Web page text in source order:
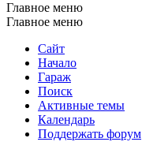
Главное меню
Главное меню
Сайт
Начало
Гараж
Поиск
Активные темы
Календарь
Поддержать форум